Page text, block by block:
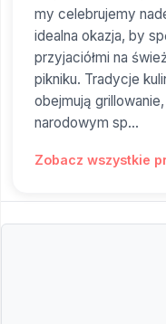
my celebrujemy
idealna okazja, by
przyjaciółmi na
pikniku. Tradycje
obejmują
narodowym sp...
Zobacz wszystkie